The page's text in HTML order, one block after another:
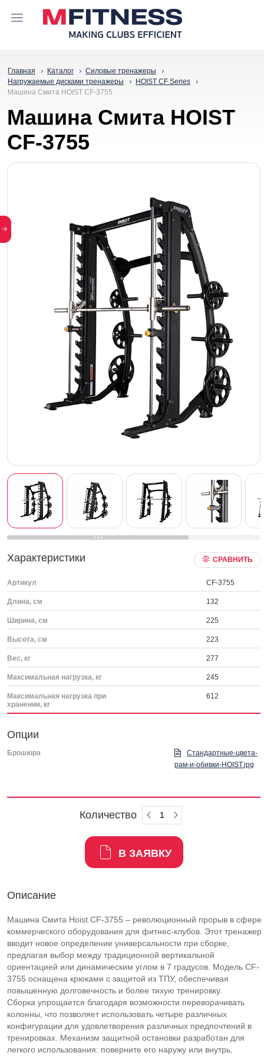
Главная Каталог
Силовые тренажеры
Нагружаемые дисками тренажеры
HOIST CF Series
Машина Смита HOIST CF-3755
Машина Смита HOIST
CF-3755
Характеристики СРАВНИТЬ
Артикул CF-3755
Длина, см 132
Ширина, см 225
Высота, см 223
Вес, кг 277
Максимальная нагрузка, кг 245
Максимальная нагрузка при
хранении, кг
612
Опции
Брошюра
Стандартные-цвета-
рам-и-обивки-HOIST.jpg
Количество
В ЗАЯВКУ
Описание
Машина Смита Hoist CF-3755 – революционный прорыв в сфере
коммерческого оборудования для фитнес-клубов. Этот тренажер
вводит новое определение универсальности при сборке,
предлагая выбор между традиционной вертикальной
ориентацией или динамическим углом в 7 градусов. Модель CF-
3755 оснащена крюками с защитой из ТПУ, обеспечивая
повышенную долговечность и более тихую тренировку.
Сборка упрощается благодаря возможности переворачивать
колонны, что позволяет использовать четыре различных
конфигурации для удовлетворения различных предпочтений в
тренировках. Механизм защитной остановки разработан для
легкого использования: поверните его наружу или внутрь,